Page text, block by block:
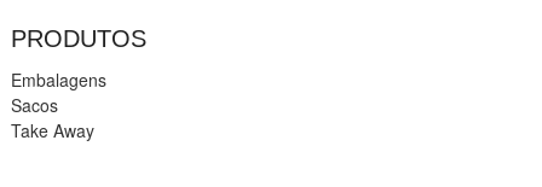
PRODUTOS
Embalagens
Sacos
Take Away